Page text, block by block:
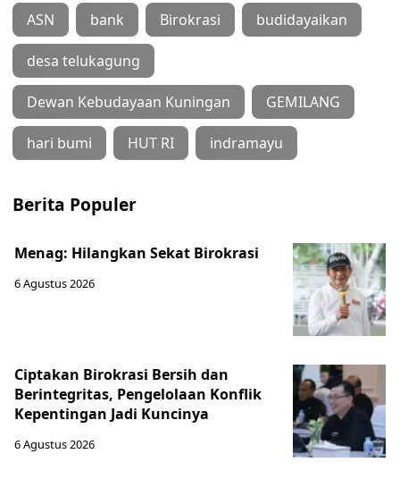
ASN bank Birokrasi budidayaikan
desa telukagung
Dewan Kebudayaan Kuningan GEMILANG
hari bumi HUT RI indramayu
Berita Populer
Menag: Hilangkan Sekat Birokrasi
6 Agustus 2026
Ciptakan Birokrasi Bersih dan
Berintegritas, Pengelolaan Konflik
Kepentingan Jadi Kuncinya
6 Agustus 2026